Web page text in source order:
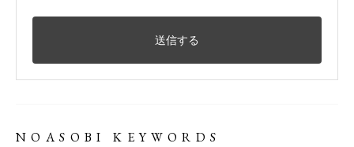
NOASOBI KEYWORDS